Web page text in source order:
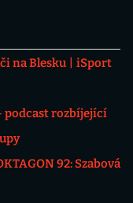
na Blesku
iSport
podcast rozbíjející
92: Szabová